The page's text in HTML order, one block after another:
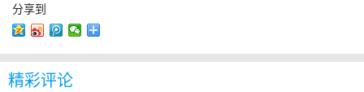
分享到
精彩评论